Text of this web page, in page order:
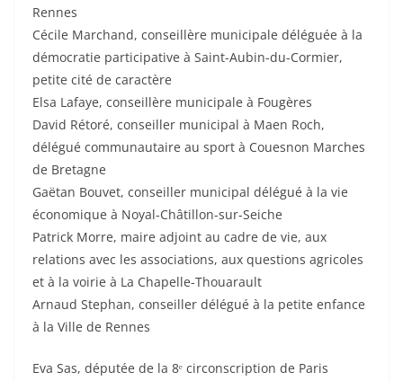
Rennes
Cécile Marchand, conseillère municipale déléguée à la
démocratie participative à Saint-Aubin-du-Cormier,
petite cité de caractère
Elsa Lafaye, conseillère municipale à Fougères
David Rétoré, conseiller municipal à Maen Roch,
délégué communautaire au sport à Couesnon Marches
de Bretagne
Gaëtan Bouvet, conseiller municipal délégué à la vie
économique à Noyal-Châtillon-sur-Seiche
Patrick Morre, maire adjoint au cadre de vie, aux
relations avec les associations, aux questions agricoles
et à la voirie à La Chapelle-Thouarault
Arnaud Stephan, conseiller délégué à la petite enfance
à la Ville de Rennes
Eva Sas, députée de la 8ᵉ circonscription de Paris